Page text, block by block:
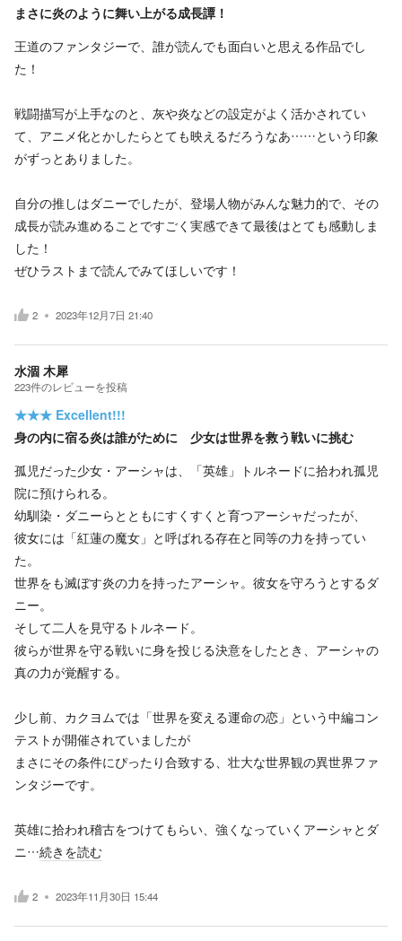
まさに炎のように舞い上がる成長譚！
王道のファンタジーで、誰が読んでも面白いと思える作品でし
た！
戦闘描写が上手なのと、灰や炎などの設定がよく活かされてい
て、アニメ化とかしたらとても映えるだろうなあ……という印象
がずっとありました。
自分の推しはダニーでしたが、登場人物がみんな魅力的で、その
成長が読み進めることですごく実感できて最後はとても感動しま
した！
ぜひラストまで読んでみてほしいです！
2 2023年12月7日 21:40
水涸 木犀
223件のレビューを投稿
★★★ Excellent!!!
身の内に宿る炎は誰がために 少女は世界を救う戦いに挑む
孤児だった少女・アーシャは、「英雄」トルネードに拾われ孤児
院に預けられる。
幼馴染・ダニーらとともにすくすくと育つアーシャだったが、
彼女には「紅蓮の魔女」と呼ばれる存在と同等の力を持ってい
た。
世界をも滅ぼす炎の力を持ったアーシャ。彼女を守ろうとするダ
ニー。
そして二人を見守るトルネード。
彼らが世界を守る戦いに身を投じる決意をしたとき、アーシャの
真の力が覚醒する。
少し前、カクヨムでは「世界を変える運命の恋」という中編コン
テストが開催されていましたが
まさにその条件にぴったり合致する、壮大な世界観の異世界ファ
ンタジーです。
英雄に拾われ稽古をつけてもらい、強くなっていくアーシャとダ
ニ…続きを読む
2 2023年11月30日 15:44